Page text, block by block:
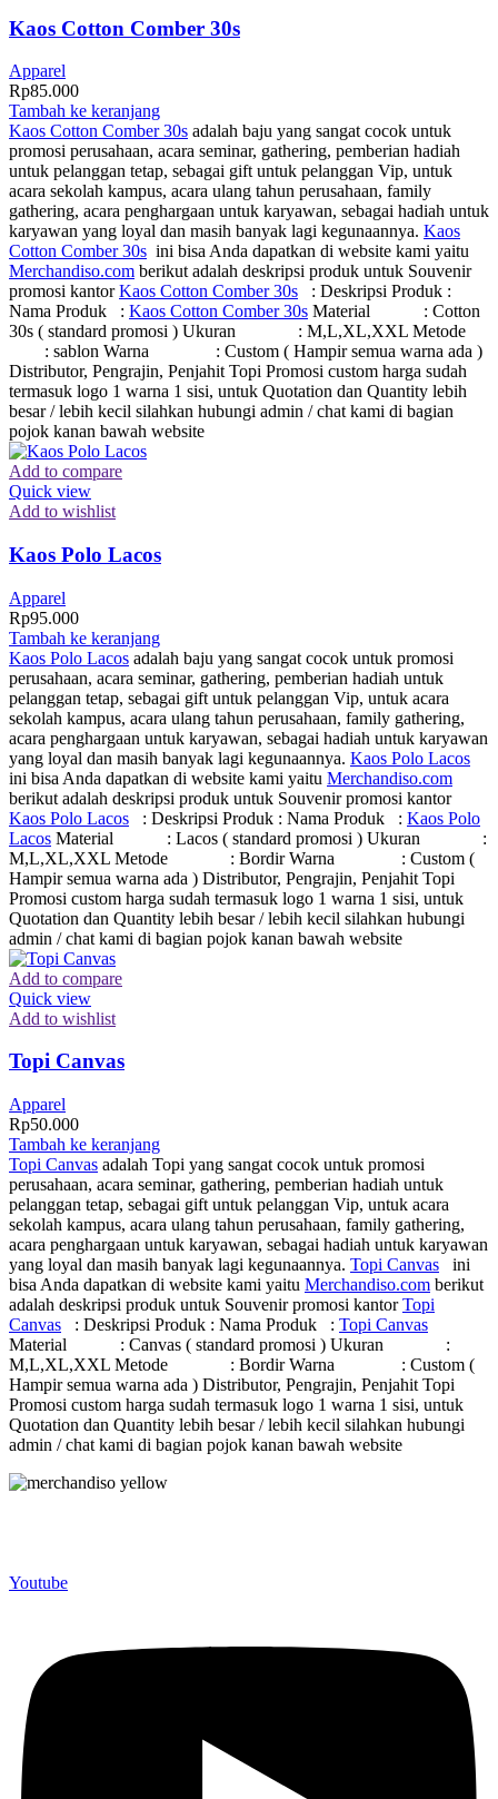
Kaos Cotton Comber 30s
Apparel
Rp85.000
Tambah ke keranjang
Kaos Cotton Comber 30s adalah baju yang sangat cocok untuk
promosi perusahaan, acara seminar, gathering, pemberian hadiah
untuk pelanggan tetap, sebagai gift untuk pelanggan Vip, untuk
acara sekolah kampus, acara ulang tahun perusahaan, family
gathering, acara penghargaan untuk karyawan, sebagai hadiah untuk
karyawan yang loyal dan masih banyak lagi kegunaannya. Kaos
Cotton Comber 30s ini bisa Anda dapatkan di website kami yaitu
Merchandiso.com berikut adalah deskripsi produk untuk Souvenir
promosi kantorKaos Cotton Comber 30s : Deskripsi Produk :
Nama Produk : Kaos Cotton Comber 30s Material : Cotton
30s ( standard promosi ) Ukuran : M,L,XL,XXL Metode
: sablon Warna : Custom ( Hampir semua warna ada )
Distributor, Pengrajin, Penjahit Topi Promosi custom harga sudah
termasuk logo 1 warna 1 sisi, untuk Quotation dan Quantity lebih
besar / lebih kecil silahkan hubungi admin / chat kami di bagian
pojok kanan bawah website
Add to compare
Quick view
Add to wishlist
Kaos Polo Lacos
Apparel
Rp95.000
Tambah ke keranjang
Kaos Polo Lacos adalah baju yang sangat cocok untuk promosi
perusahaan, acara seminar, gathering, pemberian hadiah untuk
pelanggan tetap, sebagai gift untuk pelanggan Vip, untuk acara
sekolah kampus, acara ulang tahun perusahaan, family gathering,
acara penghargaan untuk karyawan, sebagai hadiah untuk karyawan
yang loyal dan masih banyak lagi kegunaannya. Kaos Polo Lacos
ini bisa Anda dapatkan di website kami yaitu Merchandiso.com
berikut adalah deskripsi produk untuk Souvenir promosi kantor
Kaos Polo Lacos : Deskripsi Produk : Nama Produk : Kaos Polo
Lacos Material : Lacos ( standard promosi ) Ukuran :
M,L,XL,XXL Metode : Bordir Warna : Custom (
Hampir semua warna ada ) Distributor, Pengrajin, Penjahit Topi
Promosi custom harga sudah termasuk logo 1 warna 1 sisi, untuk
Quotation dan Quantity lebih besar / lebih kecil silahkan hubungi
admin / chat kami di bagian pojok kanan bawah website
Add to compare
Quick view
Add to wishlist
Topi Canvas
Apparel
Rp50.000
Tambah ke keranjang
Topi Canvas adalah Topi yang sangat cocok untuk promosi
perusahaan, acara seminar, gathering, pemberian hadiah untuk
pelanggan tetap, sebagai gift untuk pelanggan Vip, untuk acara
sekolah kampus, acara ulang tahun perusahaan, family gathering,
acara penghargaan untuk karyawan, sebagai hadiah untuk karyawan
yang loyal dan masih banyak lagi kegunaannya. Topi Canvas ini
bisa Anda dapatkan di website kami yaitu Merchandiso.com berikut
adalah deskripsi produk untuk Souvenir promosi kantorTopi
Canvas : Deskripsi Produk : Nama Produk : Topi Canvas
Material : Canvas ( standard promosi ) Ukuran :
M,L,XL,XXL Metode : Bordir Warna : Custom (
Hampir semua warna ada ) Distributor, Pengrajin, Penjahit Topi
Promosi custom harga sudah termasuk logo 1 warna 1 sisi, untuk
Quotation dan Quantity lebih besar / lebih kecil silahkan hubungi
admin / chat kami di bagian pojok kanan bawah website
Youtube